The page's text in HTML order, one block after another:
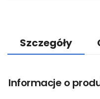
Szczegóły
Informacje o